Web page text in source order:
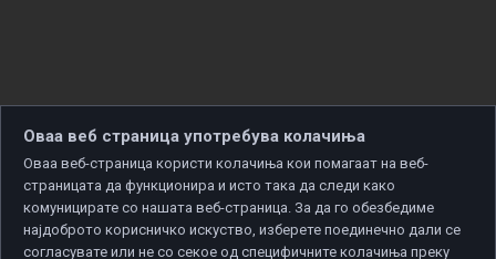
Оваа веб страница употребува колачиња
Оваа веб-страница користи колачиња кои помагаат на веб-
страницата да функционира и исто така да следи како
комуницирате со нашата веб-страница. За да го обезбедиме
најдоброто корисничко искуство, изберете поединечно дали се
согласувате или не со секое од специфичните колачиња преку